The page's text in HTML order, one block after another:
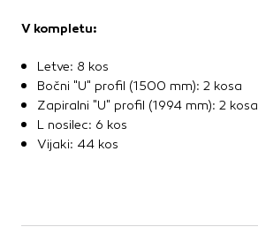
V kompletu:
Letve: 8 kos
Bočni "U" profil (1500 mm): 2 kosa
Zapiralni "U" profil (1994 mm): 2 kosa
L nosilec: 6 kos
Vijaki: 44 kos